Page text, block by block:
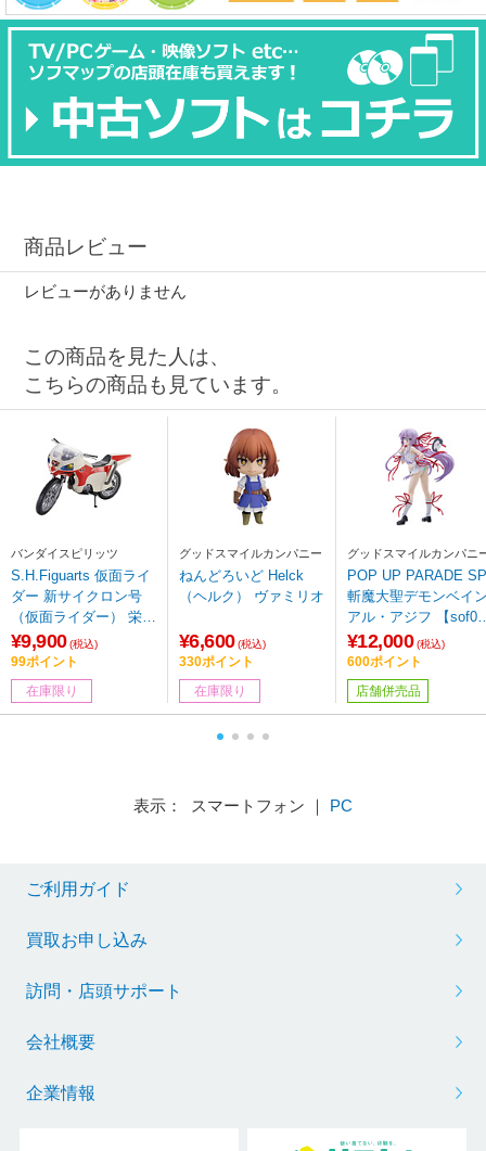
商品レビュー
レビューがありません
この商品を見た人は、
こちらの商品も見ています。
バンダイスピリッツ
S.H.Figuarts 仮面ライ
ダー 新サイクロン号
（仮面ライダー） 栄光
の昭和ライダーエディ
ション
¥9,900 (税込)
99ポイント
在庫限り
グッドスマイルカンパニー
ねんどろいど Helck
（ヘルク） ヴァミリオ
¥6,600 (税込)
330ポイント
在庫限り
グッドスマイルカンパニ
POP UP PARADE SP
斬魔大聖デモンベイ
アル・アジフ 【sof00
1】
¥12,000 (税込)
600ポイント
店舗併売品
表示： スマートフォン ｜ PC
ご利用ガイド
買取お申し込み
訪問・店頭サポート
会社概要
企業情報